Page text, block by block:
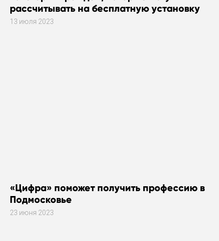
рассчитывать на бесплатную установку
газового оборудования
13 июля 2023
«Цифра» поможет получить профессию в
Подмосковье
23 июня 2023